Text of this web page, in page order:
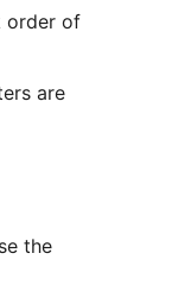
order of
are
the